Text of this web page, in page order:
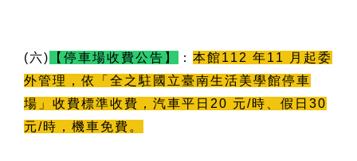
(六) 【停車場收費公告】 ： 本館112 年11 月起委
外管理，依「全之駐國立臺南生活美學館停車
場」收費標準收費，汽車平日20 元/時、假日30
元/時，機車免費。